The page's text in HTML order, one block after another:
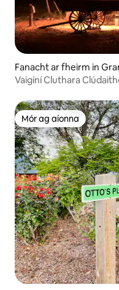
Fanacht ar fheirm in
Vaigíní Cluthara
Mór ag aíonna
Mór ag aíonna